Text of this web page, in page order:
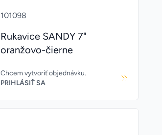
101098
Rukavice SANDY 7"
oranžovo-čierne
Chcem vytvoriť objednávku.
PRIHLÁSIŤ SA